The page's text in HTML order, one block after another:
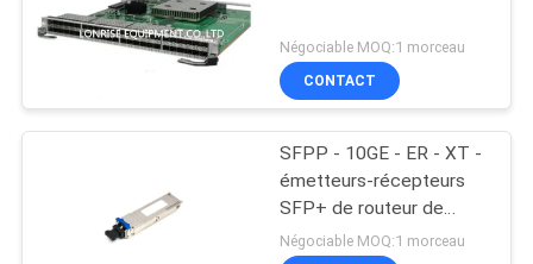
Négociable MOQ:1 morceau
CONTACT
SFPP - 10GE - ER - XT -
émetteurs-récepteurs
SFP+ de routeur de
genévrier
Négociable MOQ:1 morceau